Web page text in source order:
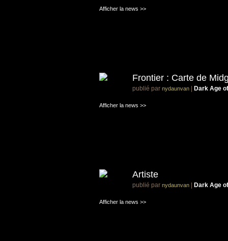
Afficher la news >>
Frontier : Carte de
publié par nydaunvan Dark Age
Afficher la news >>
Artiste
publié par nydaunvan Dark Age
Afficher la news >>